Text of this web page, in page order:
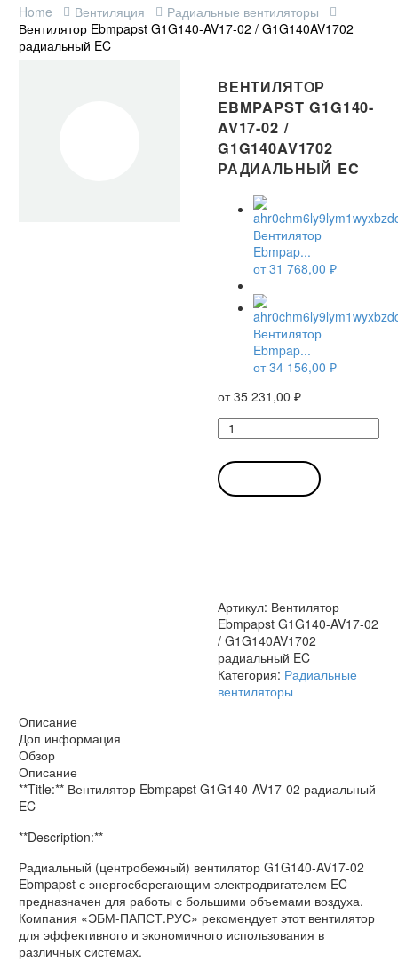
Home
Вентиляция
Радиальные вентиляторы
Вентилятор Ebmpapst G1G140-AV17-02 / G1G140AV1702
радиальный EC
ВЕНТИЛЯТОР
EBMPAPST G1G140-
AV17-02 /
G1G140AV1702
РАДИАЛЬНЫЙ EC
Вентилятор
Ebmpap...
от31 768,00 ₽
Вентилятор
Ebmpap...
от34 156,00 ₽
от35 231,00 ₽
Количество
товара
Вентилятор
Ebmpapst
G1G140-
Артикул: Вентилятор
Ebmpapst G1G140-AV17-02
/ G1G140AV1702
радиальный EC
Категория: Радиальные
вентиляторы
Описание
Доп информация
Обзор
Описание
**Title:** Вентилятор Ebmpapst G1G140-AV17-02 радиальный
EC
**Description:**
Радиальный (центробежный) вентилятор G1G140-AV17-02
Ebmpapst с энергосберегающим электродвигателем EC
предназначен для работы с большими объемами воздуха.
Компания «ЭБМ-ПАПСТ.РУС» рекомендует этот вентилятор
для эффективного и экономичного использования в
различных системах.